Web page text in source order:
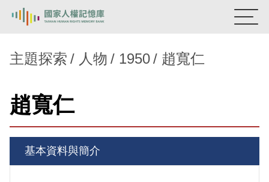
新生訓導處
主題探索
背景知識
主題探索 人物 1950 趙寬仁
趙寬仁
基本資料與簡介